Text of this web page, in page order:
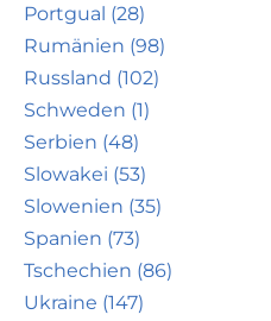
Portgual (28)
Rumänien (98)
Russland (102)
Schweden (1)
Serbien (48)
Slowakei (53)
Slowenien (35)
Spanien (73)
Tschechien (86)
Ukraine (147)